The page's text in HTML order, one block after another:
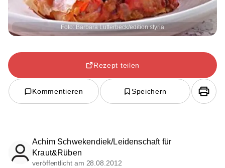
Foto: Barbara Lutterbeck/edition styria
Rezept teilen
Kommentieren Speichern
Achim Schwekendiek/Leidenschaft für
Kraut&Rüben
veröffentlicht am 28.08.2012